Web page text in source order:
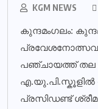
KGM NEWS
കുന്ദമംഗലം:
പഞ്ചായത്ത് തല
പ്രസിഡണ്ട്